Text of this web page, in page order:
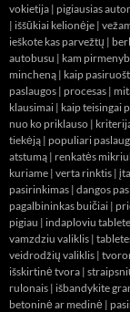
vokietija | pigiausias
| iššūkiai kelionėje |
ieškote kas parvežtų |
autobusu | kam
mincheną | kaip
paslaugos | procesas |
klausimai | kaip teisingai
nuo ko priklauso |
tiekėją | populiari
atstumą | renkatės
kuriame | verta rinktis |
pasirinkimas | dangos
pagalbininkas buičiai |
pigiau | indaploviu
vamzdziu valiklis |
veidrodžių valiklis |
išskirtinė tvora |
rulonais | išbandykite
betoninė ar medinė |